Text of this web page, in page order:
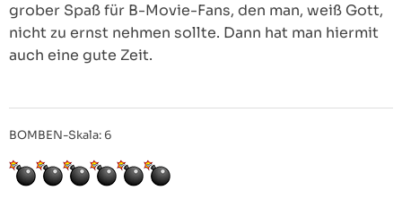
grober Spaß für B-Movie-Fans, den man, weiß Gott,
nicht zu ernst nehmen sollte. Dann hat man hiermit
auch eine gute Zeit.
BOMBEN-Skala: 6